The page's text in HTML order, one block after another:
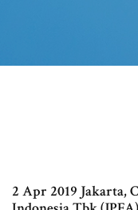
2 Apr 2019 Jakarta,